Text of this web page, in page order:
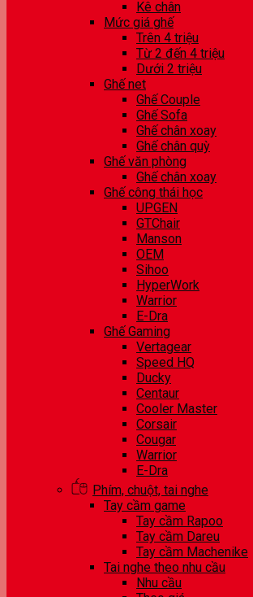
Kê chân
Mức giá ghế
Trên 4 triệu
Từ 2 đến 4 triệu
Dưới 2 triệu
Ghế net
Ghế Couple
Ghế Sofa
Ghế chân xoay
Ghế chân quỳ
Ghế văn phòng
Ghế chân xoay
Ghế công thái học
UPGEN
GTChair
Manson
OEM
Sihoo
HyperWork
Warrior
E-Dra
Ghế Gaming
Vertagear
Speed HQ
Ducky
Centaur
Cooler Master
Corsair
Cougar
Warrior
E-Dra
Phím, chuột, tai nghe
Tay cầm game
Tay cầm Rapoo
Tay cầm Dareu
Tay cầm Machenike
Tai nghe theo nhu cầu
Nhu cầu